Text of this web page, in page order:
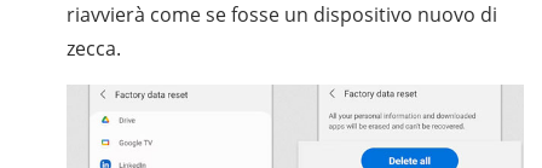
riavvierà come se fosse un dispositivo nuovo di
zecca.